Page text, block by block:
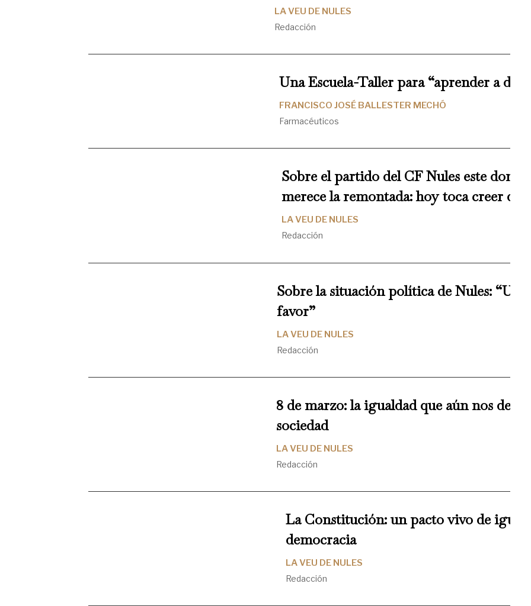
LA VEU DE NULES
Redacción
Una Escuela-Taller para “aprender a
FRANCISCO JOSÉ BALLESTER MECHÓ
Farmacéuticos
Sobre el partido del CF Nules este
merece la remontada: hoy toca creer que
LA VEU DE NULES
Redacción
Sobre la situación política de Nules: “Un
favor”
LA VEU DE NULES
Redacción
8 de marzo: la igualdad que aún nos
sociedad
LA VEU DE NULES
Redacción
La Constitución: un pacto vivo de
democracia
LA VEU DE NULES
Redacción